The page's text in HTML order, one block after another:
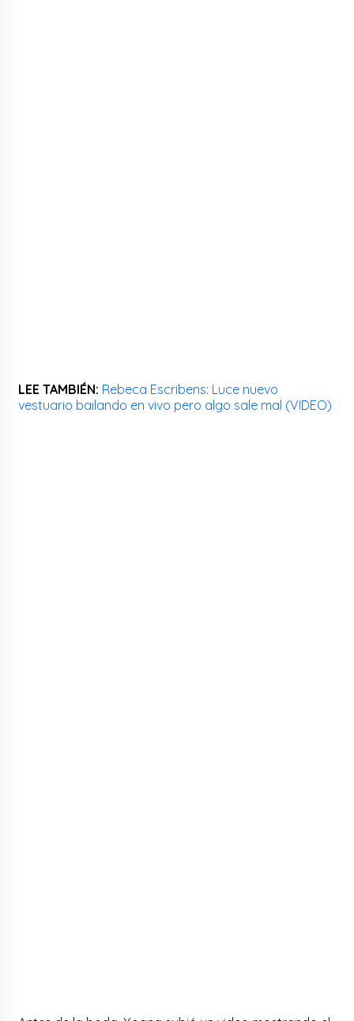
LEE TAMBIÉN: Rebeca Escribens: Luce nuevo
vestuario bailando en vivo pero algo sale mal (VIDEO)